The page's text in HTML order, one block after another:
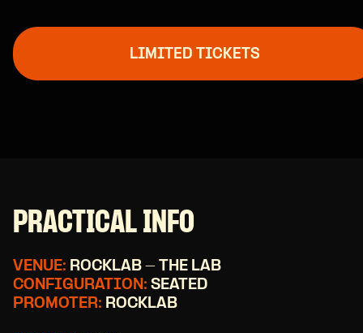
LIMITED TICKETS
PRACTICAL INFO
VENUE: ROCKLAB - THE LAB
CONFIGURATION: SEATED
PROMOTER: ROCKLAB